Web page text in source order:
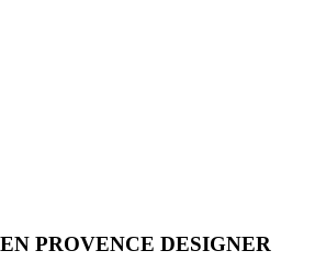
PROVENCE DESIGNER